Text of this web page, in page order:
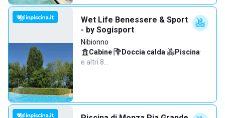
Wet Life Benessere & Sport
- by Sogisport
Nibionno
Cabine· Doccia calda· Piscina·
e altri 8…